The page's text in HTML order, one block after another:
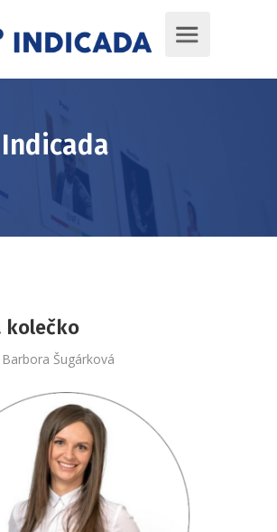
kolečko
Barbora Šugárková